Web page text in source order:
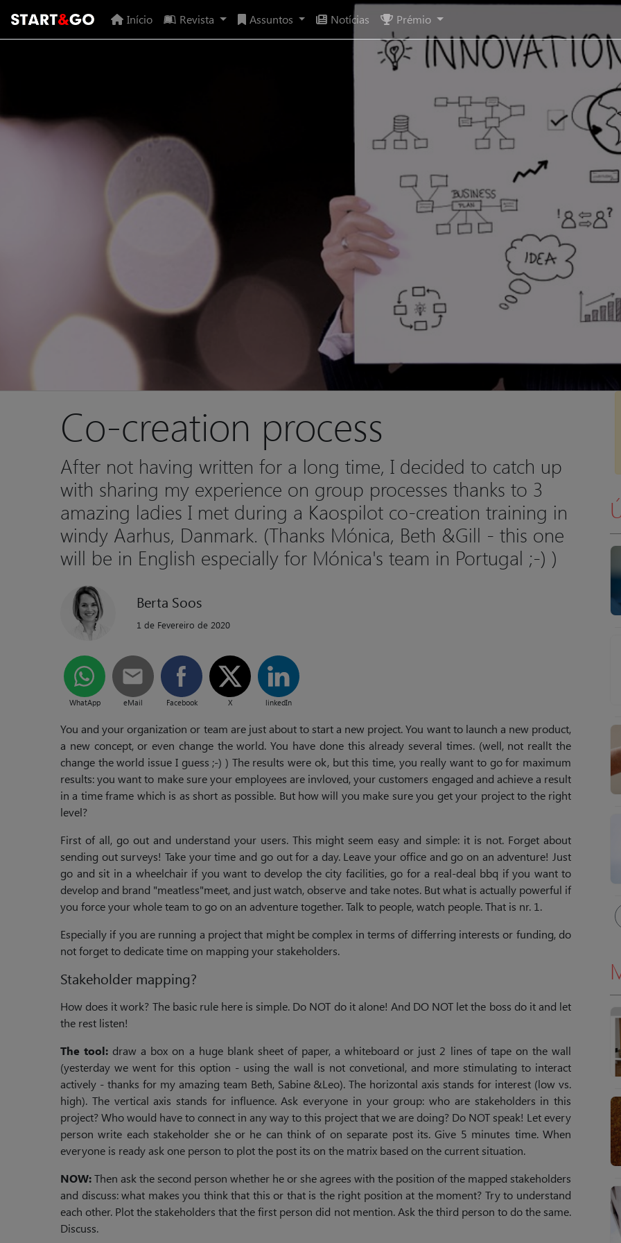
Início Revista Assuntos Notícias Prémio
Co-creation process
After not having written for a long time, I decided to catch up
with sharing my experience on group processes thanks to 3
amazing ladies I met during a Kaospilot co-creation training in
windy Aarhus, Danmark. (Thanks Mónica, Beth &Gill - this one
will be in English especially for Mónica's team in Portugal ;-) )
Berta Soos
1 de Fevereiro de 2020
WhatApp eMail Facebook X linkedIn
You and your organization or team are just about to start a new project. You want to launch a new product,
a new concept, or even change the world. You have done this already several times. (well, not reallt the
change the world issue I guess ;-) ) The results were ok, but this time, you really want to go for maximum
results: you want to make sure your employees are invloved, your customers engaged and achieve a result
in a time frame which is as short as possible. But how will you make sure you get your project to the right
level?
First of all, go out and understand your users. This might seem easy and simple: it is not. Forget about
sending out surveys! Take your time and go out for a day. Leave your office and go on an adventure! Just
go and sit in a wheelchair if you want to develop the city facilities, go for a real-deal bbq if you want to
develop and brand "meatless"meet, and just watch, observe and take notes. But what is actually powerful if
you force your whole team to go on an adventure together. Talk to people, watch people. That is nr. 1.
Especially if you are running a project that might be complex in terms of differring interests or funding, do
not forget to dedicate time on mapping your stakeholders.
Stakeholder mapping?
How does it work? The basic rule here is simple. Do NOT do it alone! And DO NOT let the boss do it and let
the rest listen!
The tool: draw a box on a huge blank sheet of paper, a whiteboard or just 2 lines of tape on the wall
(yesterday we went for this option - using the wall is not convetional, and more stimulating to interact
actively - thanks for my amazing team Beth, Sabine &Leo). The horizontal axis stands for interest (low vs.
high). The vertical axis stands for influence. Ask everyone in your group: who are stakeholders in this
project? Who would have to connect in any way to this project that we are doing? Do NOT speak! Let every
person write each stakeholder she or he can think of on separate post its. Give 5 minutes time. When
everyone is ready ask one person to plot the post its on the matrix based on the current situation.
NOW:Then ask the second person whether he or she agrees with the position of the mapped stakeholders
and discuss: what makes you think that this or that is the right position at the moment? Try to understand
each other. Plot the stakeholders that the first person did not mention. Ask the third person to do the same.
Discuss.